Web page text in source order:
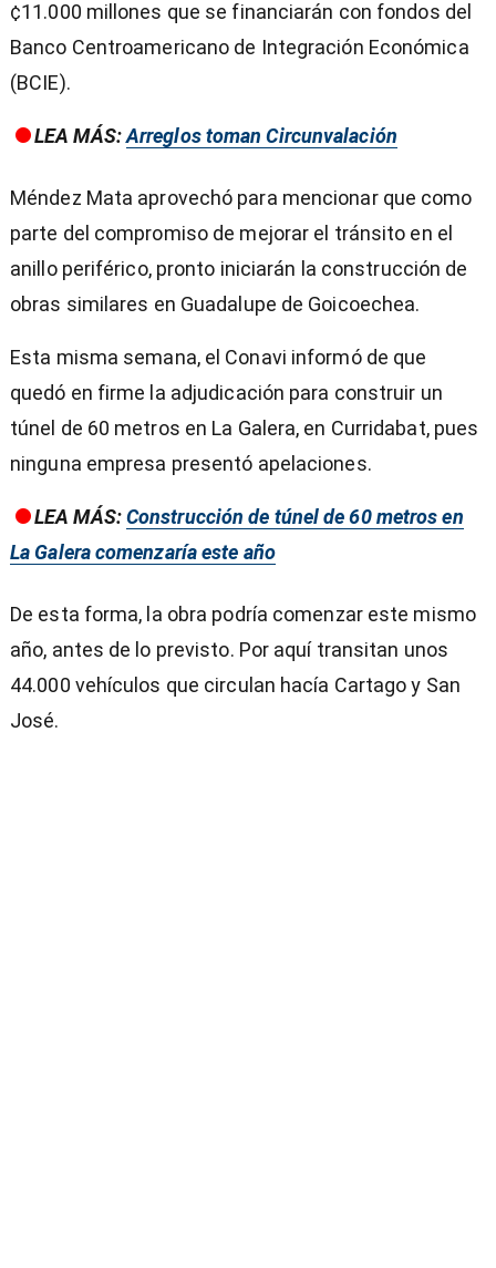
¢11.000 millones que se financiarán con fondos del
Banco Centroamericano de Integración Económica
(BCIE).
LEA MÁS:Arreglos toman Circunvalación
Méndez Mata aprovechó para mencionar que como
parte del compromiso de mejorar el tránsito en el
anillo periférico, pronto iniciarán la construcción de
obras similares en Guadalupe de Goicoechea.
Esta misma semana, el Conavi informó de que
quedó en firme la adjudicación para construir un
túnel de 60 metros en La Galera, en Curridabat, pues
ninguna empresa presentó apelaciones.
LEA MÁS:Construcción de túnel de 60 metros en
La Galera comenzaría este año
De esta forma, la obra podría comenzar este mismo
año, antes de lo previsto. Por aquí transitan unos
44.000 vehículos que circulan hacía Cartago y San
José.